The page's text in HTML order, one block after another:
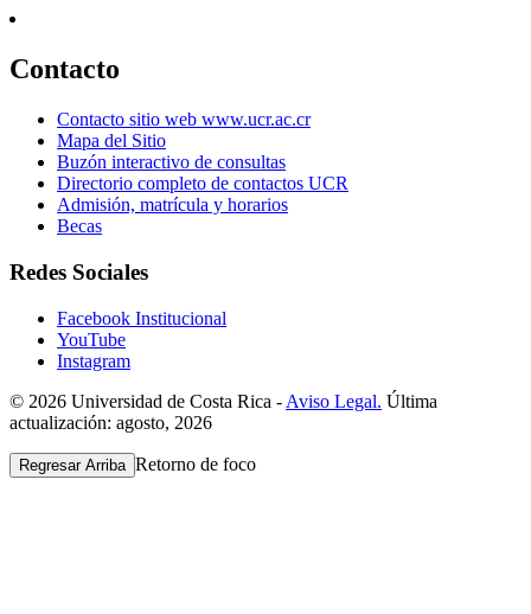
Contacto
Contacto sitio web www.ucr.ac.cr
Mapa del Sitio
Buzón interactivo de consultas
Directorio completo de contactos UCR
Admisión, matrícula y horarios
Becas
Redes Sociales
Facebook Institucional
YouTube
Instagram
© 2026 Universidad de Costa Rica - Aviso Legal. Última
actualización: agosto, 2026
Regresar Arriba Retorno de foco